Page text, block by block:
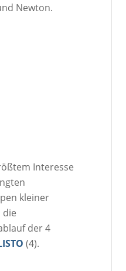
Newton.
Interesse
kleiner
die
der 4
(4).